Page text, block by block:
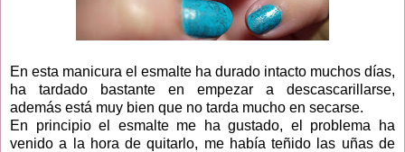
En esta manicura el esmalte ha durado intacto muchos días,
ha tardado bastante en empezar a descascarillarse,
además está muy bien que no tarda mucho en secarse.
En principio el esmalte me ha gustado, el problema ha
venido a la hora de quitarlo, me había teñido las uñas de